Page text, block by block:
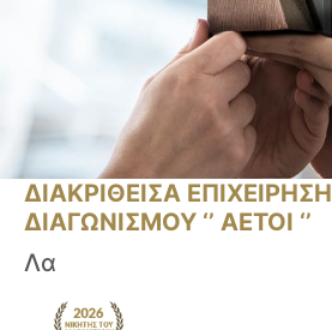
ΔΙΑΚΡΙΘΕΙΣΑ
ΔΙΑΓΩΝΙΣΜΟΥ ‘’ ΑΕΤΟΙ ‘’
Λα